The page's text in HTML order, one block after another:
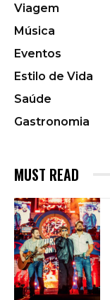
Viagem
Música
Eventos
Estilo de Vida
Saúde
Gastronomia
MUST READ